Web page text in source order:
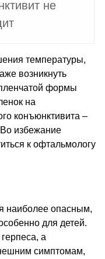
не
температуры,
возникнуть
формы
на
конъюнктивита –
избежание
к офтальмологу
наиболее опасным,
для детей.
а
симптомам,